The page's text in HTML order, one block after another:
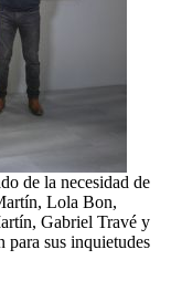
de la necesidad de
Lola Bon,
Gabriel Travé y
para sus inquietudes